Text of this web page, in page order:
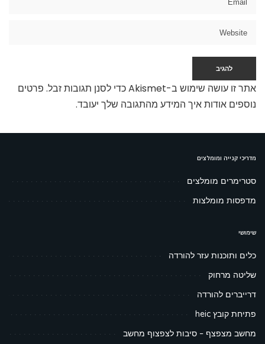
אתר זו עושה שימוש ב-Akismet כדי לסנן תגובות זבל.
פרטים
נוספים אודות איך המידע מהתגובה שלך יעובד.
מדריכי קנייה ומומלצים
סטרימרים מומלצים
מדפסות מומלצות
שימושי
כלים ותוכנות עזר להורדה
שליטה מרחוק
דרייברים להורדה
פתיחת קובץ heic
מחשב מצפצף – סיבות לצפצוף מחשב